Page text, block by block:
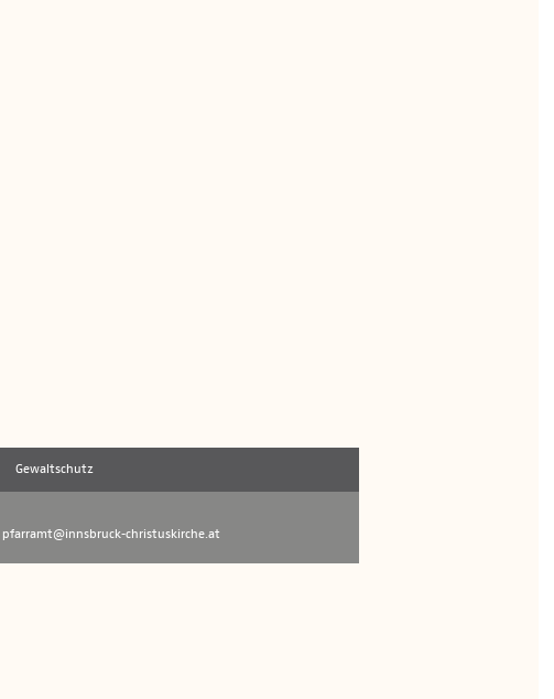
Gewaltschutz
pfarramt@innsbruck-christuskirche.at